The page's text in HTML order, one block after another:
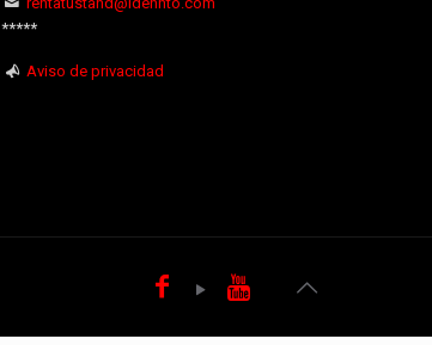
*****
Aviso de privacidad